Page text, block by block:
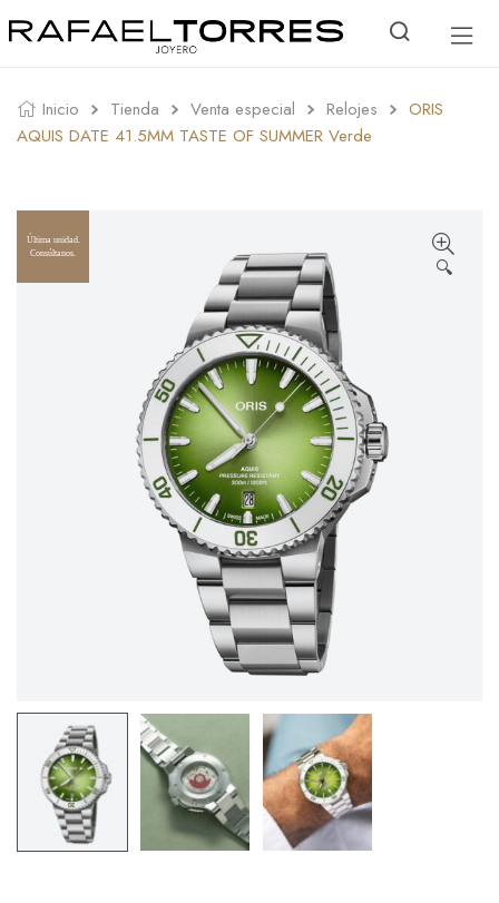
Inicio Tienda Venta especial Relojes
ORIS
AQUIS DATE 41.5MM TASTE OF SUMMER Verde
🔍
Última unidad.
Consúltanos.